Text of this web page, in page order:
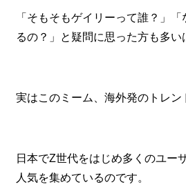
「そもそもゲイリーって誰？」
るの？」と疑問に思った方も多い
実はこのミーム、海外発のトレン
日本でZ世代をはじめ多くのユー
人気を集めているのです。